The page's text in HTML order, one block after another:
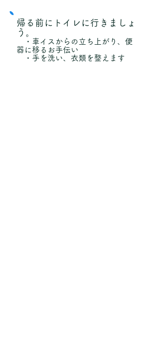
帰る前にトイレに行きましょ
う。
・車イスからの立ち上がり、便
器に移るお手伝い
・手を洗い、衣類を整えます